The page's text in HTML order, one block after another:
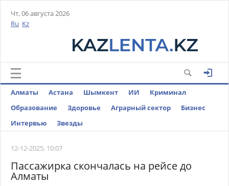
Чт, 06 августа 2026
Ru Kz
Алматы Астана Шымкент ИИ
Криминал
Образование
Здоровье Аграрный сектор
Бизнес
Интервью
Звезды
12-12-2025, 10:07
Пассажирка скончалась на рейсе до
Алматы